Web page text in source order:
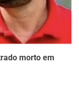
morto em